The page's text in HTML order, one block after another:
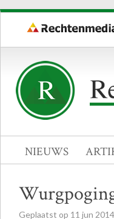
NIEUWS
Geplaatst op 11 jun 2014